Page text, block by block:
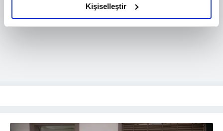
olduğunu ve sizlere en iyi içerikleri sunabilmek adına
elimizden gelen çabayı gösterdiğimizi ve bu noktada,
reklamların maliyetlerimizi karşılamak noktasında tek gelir
Sitemizde kendimize ve üçüncü kişilere ait çerezler
Kişiselleştir